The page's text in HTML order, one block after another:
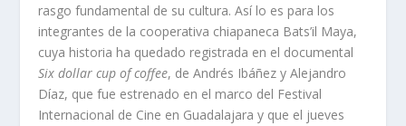
rasgo fundamental de su cultura. Así lo es para los
integrantes de la cooperativa chiapaneca Bats’il Maya,
cuya historia ha quedado registrada en el documental
Six dollar cup of coffee, de Andrés Ibáñez y Alejandro
Díaz, que fue estrenado en el marco del Festival
Internacional de Cine en Guadalajara y que el jueves